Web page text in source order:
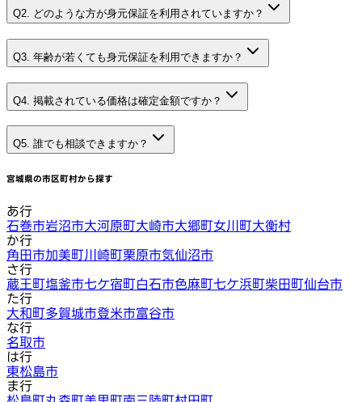
Q2. どのような方が身元保証を利用されていますか？
Q3. 年齢が若くても身元保証を利用できますか？
Q4. 掲載されている価格は確定金額ですか？
Q5. 誰でも相談できますか？
宮城県の市区町村から探す
あ行
石巻市岩沼市大河原町大崎市大郷町女川町大衡村
か行
角田市加美町川崎町栗原市気仙沼市
さ行
蔵王町塩釜市七ケ宿町白石市色麻町七ケ浜町柴田町仙台市
た行
大和町多賀城市登米市富谷市
な行
名取市
は行
東松島市
ま行